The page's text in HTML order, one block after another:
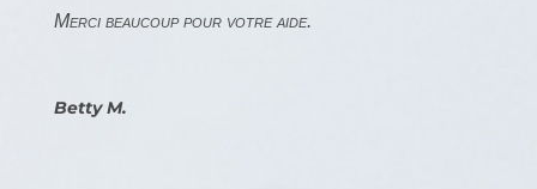
Merci beaucoup pour votre aide.
Betty M.